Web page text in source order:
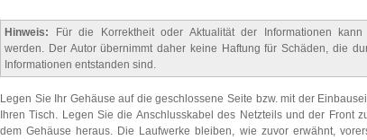
Hinweis: Für die Korrektheit oder Aktualität der Informationen kann
werden. Der Autor übernimmt daher keine Haftung für Schäden, die
Informationen entstanden sind.
Legen Sie Ihr Gehäuse auf die geschlossene Seite bzw. mit der
Ihren Tisch. Legen Sie die Anschlusskabel des Netzteils und der Front
dem Gehäuse heraus. Die Laufwerke bleiben, wie zuvor erwähnt,